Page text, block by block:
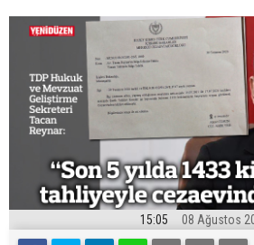
15:05 08 Ağustos